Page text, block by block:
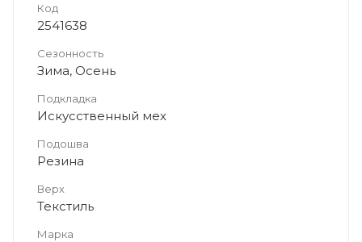
Код
2541638
Сезонность
Зима, Осень
Подкладка
Искусственный мех
Подошва
Резина
Верх
Текстиль
Марка